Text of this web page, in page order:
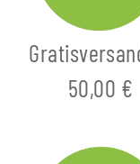
50,00 €